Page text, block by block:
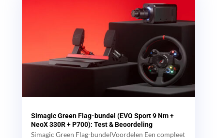
Simagic Green Flag-bundel (EVO Sport 9 Nm +
NeoX 330R + P700): Test & Beoordeling
Simagic Green Flag-bundelVoordelen Een compleet